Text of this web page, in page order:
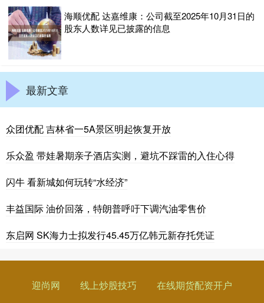
海顺优配 达嘉维康：公司截至2025年10月31日的
股东人数详见已披露的信息
最新文章
众团优配 吉林省一5A景区明起恢复开放
乐众盈 带娃暑期亲子酒店实测，避坑不踩雷的入住心得
闪牛 看新城如何玩转“水经济”
丰益国际 油价回落，特朗普呼吁下调汽油零售价
东启网 SK海力士拟发行45.45万亿韩元新存托凭证
迎尚网 线上炒股技巧 在线期货配资开户